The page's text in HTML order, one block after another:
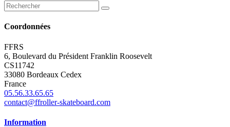
Coordonnées
FFRS
6, Boulevard du Président Franklin Roosevelt
CS11742
33080 Bordeaux Cedex
France
05.56.33.65.65
contact@ffroller-skateboard.com
Information